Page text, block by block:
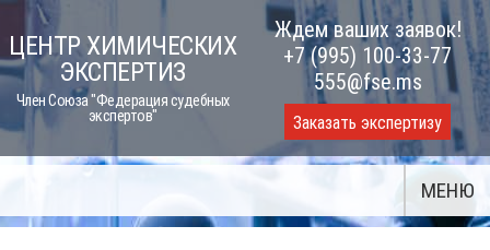
Skip
to
content
ЦЕНТР ХИМИЧЕСКИХ
ЭКСПЕРТИЗ
Член Союза "Федерация судебных
экспертов"
Ждем ваших заявок!
+7 (995) 100-33-77
555@fse.ms
Заказать экспертизу
МЕНЮ